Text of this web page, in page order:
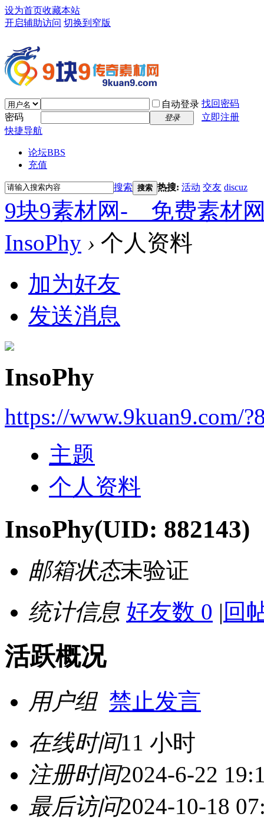
设为首页收藏本站
开启辅助访问 切换到窄版
自动登录 找回密码
密码
登录
立即注册
快捷导航
论坛BBS
充值
搜索 搜索 热搜: 活动 交友 discuz
9块9素材网-＿免费素材
InsoPhy › 个人资料
加为好友
发送消息
InsoPhy
https://www.9kuan9.com/
主题
个人资料
InsoPhy(UID: 882143)
邮箱状态未验证
统计信息 好友数 0 | 回
活跃概况
用户组 禁止发言
在线时间11 小时
注册时间2024-6-22
最后访问2024-10-18